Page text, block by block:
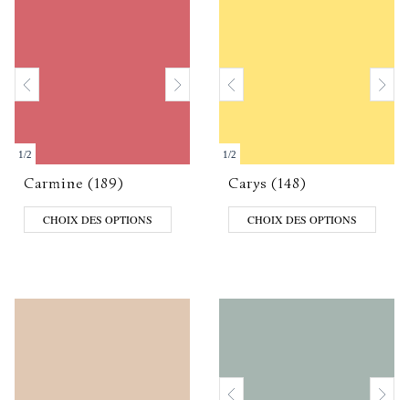
1/2
Carmine (189)
CHOIX DES OPTIONS
1/2
Carys (148)
CHOIX DES OPTIONS